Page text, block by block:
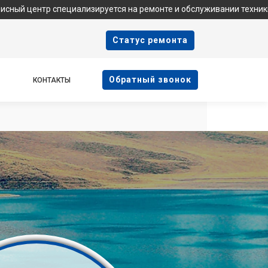
на ремонте и обслуживании техники Samsung.
Cтатус ремонта
КОНТАКТЫ Oбратный звонок